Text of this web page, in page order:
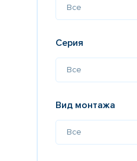
Все
Серия
Все
Вид монтажа
Все